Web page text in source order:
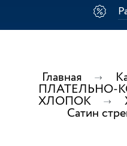
Главная
ПЛАТЕЛЬНО-
ХЛОПОК
Сатин